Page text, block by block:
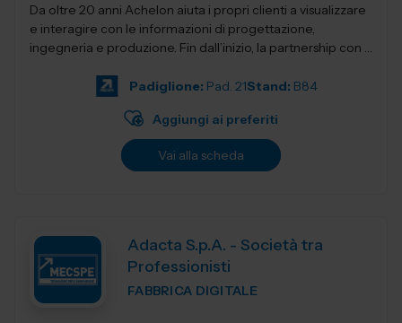
Da oltre 20 anni Achelon aiuta i propri clienti a visualizzare
e interagire con le informazioni di progettazione,
ingegneria e produzione. Fin dall’inizio, la partnership con i
Padiglione: Pad. 21Stand: B84
Aggiungi ai preferiti
Vai alla scheda
Adacta S.p.A. - Società tra
Professionisti
FABBRICA DIGITALE